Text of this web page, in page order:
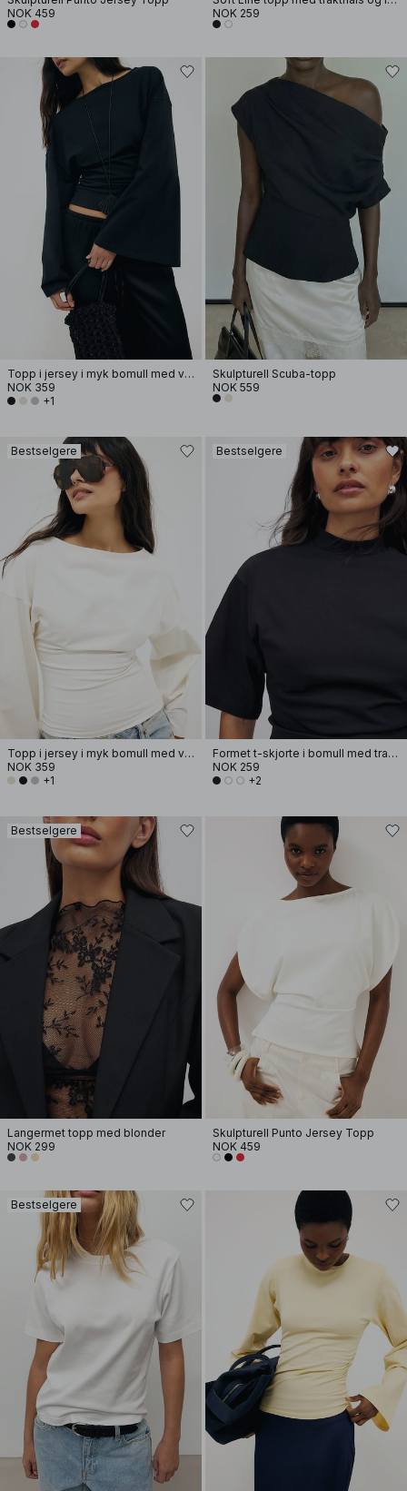
NOK 459
NOK 259
Topp i jersey i myk bomull med vide ermer
NOK 359
+1
Skulpturell Scuba-topp
NOK 559
Bestselgere
Topp i jersey i myk bomull med vide ermer
NOK 359
+1
Bestselgere
Formet t-skjorte i bomull med traktformet hals
NOK 259
+2
Bestselgere
Langermet topp med blonder
NOK 299
Skulpturell Punto Jersey Topp
NOK 459
Bestselgere